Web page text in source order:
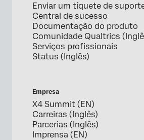
Enviar um tíquete de
Central de sucesso
Documentação do produto
Comunidade Qualtrics
Serviços profissionais
Status (Inglês)
Empresa
X4 Summit (EN)
Carreiras (Inglês)
Parcerias (Inglês)
Imprensa (EN)